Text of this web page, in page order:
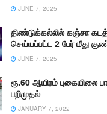
JUNE 7, 2025
திண்டுக்கல்லில் கஞ்சா
செய்யப்பட்ட 2 பேர் மீது
JUNE 7, 2025
ரூ.60 ஆயிரம் புகையிலை
பறிமுதல்
JANUARY 7, 2022